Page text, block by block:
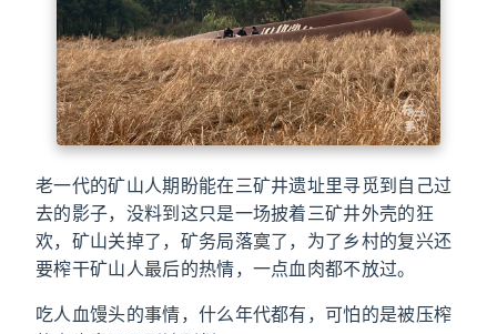
老一代的矿山人期盼能在三矿井遗址里寻觅到自己过
去的影子，没料到这只是一场披着三矿井外壳的狂
欢，矿山关掉了，矿务局落寞了，为了乡村的复兴还
要榨干矿山人最后的热情，一点血肉都不放过。
吃人血馒头的事情，什么年代都有，可怕的是被压榨